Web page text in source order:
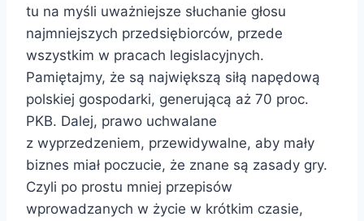
tu na myśli uważniejsze słuchanie głosu
najmniejszych przedsiębiorców, przede
wszystkim w pracach legislacyjnych.
Pamiętajmy, że są największą siłą napędową
polskiej gospodarki, generującą aż 70 proc.
PKB. Dalej, prawo uchwalane
z wyprzedzeniem, przewidywalne, aby mały
biznes miał poczucie, że znane są zasady gry.
Czyli po prostu mniej przepisów
wprowadzanych w życie w krótkim czasie,